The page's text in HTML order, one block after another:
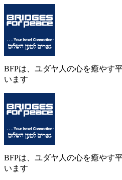
BFPは、ユダヤ人の心を癒やす
います
BFPは、ユダヤ人の心を癒やす
います